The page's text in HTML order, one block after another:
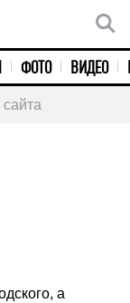
ФОТО ВИДЕО
а